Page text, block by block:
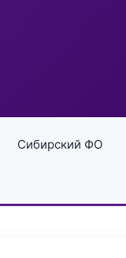
Сибирский ФО